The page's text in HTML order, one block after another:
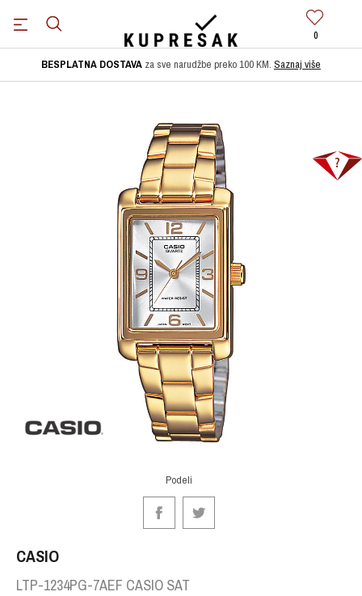
0
BESPLATNA DOSTAVA za sve narudžbe preko 100 KM. Saznaj više
Podeli
CASIO
LTP-1234PG-7AEF CASIO SAT